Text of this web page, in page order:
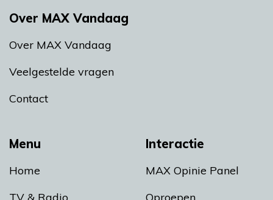
Menu
Home
Interactie
MAX Opinie Panel
Over MAX Vandaag
Over MAX Vandaag
Veelgestelde vragen
Contact